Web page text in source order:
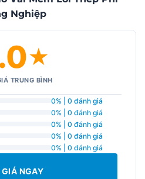
Nghiệp
★
TRUNG BÌNH
0% | 0 đánh giá
0% | 0 đánh giá
0% | 0 đánh giá
0% | 0 đánh giá
0% | 0 đánh giá
NGAY